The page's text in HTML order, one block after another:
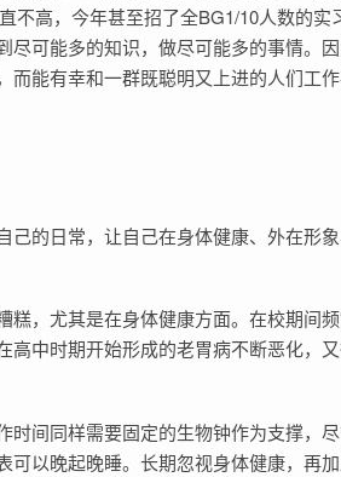
不高，今年甚至招了全BG1/10人数的实
可能多的知识，做尽可能多的事情。
能有幸和一群既聪明又上进的人们工作
的日常，让自己在身体健康、外在形
，尤其是在身体健康方面。在校期间
中时期开始形成的老胃病不断恶化，
间同样需要固定的生物钟作为支撑，
以晚起晚睡。长期忽视身体健康，再